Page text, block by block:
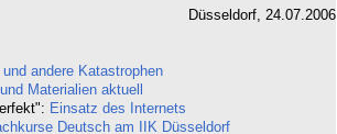
Düsseldorf, 24.07.2006
andere Katastrophen
Materialien aktuell
Einsatz des Internets
Deutsch am IIK Düsseldorf